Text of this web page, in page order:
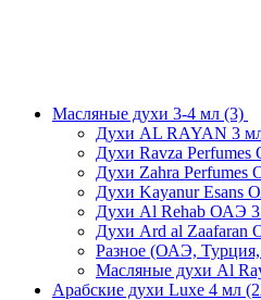
Масляные духи 3-4 мл (3)
Духи AL RAYAN 3
Духи Ravza
Духи Zahra
Духи Kayanur Esans
Духи Al Rehab ОАЭ
Духи Ard al Zaafaran
Разное (ОАЭ,
Масляные духи Al
Арабские духи Luxe 4 мл